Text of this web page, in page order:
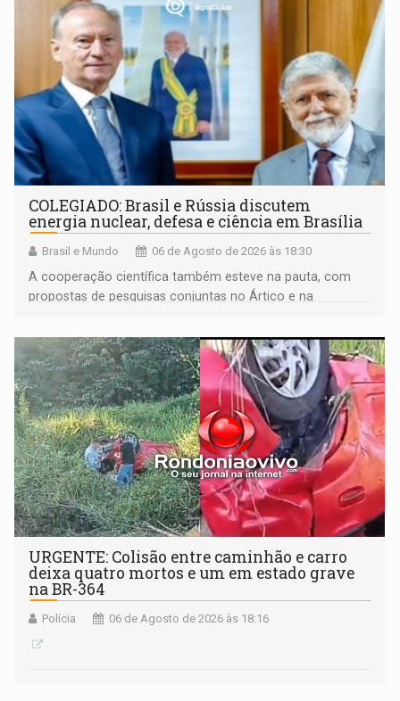
COLEGIADO: Brasil e Rússia discutem
energia nuclear, defesa e ciência em Brasília
Brasil e Mundo 06 de Agosto de 2026 às 18:30
A cooperação científica também esteve na pauta, com
propostas de pesquisas conjuntas no Ártico e na
URGENTE: Colisão entre caminhão e carro
deixa quatro mortos e um em estado grave
na BR-364
Polícia 06 de Agosto de 2026 às 18:16